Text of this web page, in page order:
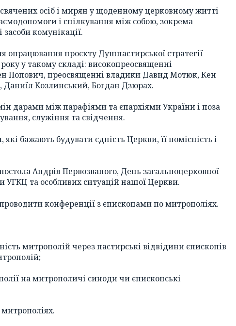
осіб і мирян у щоденному церковному житті
і спілкування між собою, зокрема
комунікації.
опрацювання проєкту Душпастирської стратегії
у такому складі: високопреосвященні
Попович, преосвященні владики Давид Мотюк, Кен
Козлинський, Богдан Дзюрах.
дарами між парафіями та єпархіями України і поза
служіння та свідчення.
бажають будувати єдність Церкви, її помісність і
Андрія Первозваного, День загальноцерковної
УГКЦ та особливих ситуацій нашої Церкви.
конференції з єпископами по митрополіях.
митрополій через пастирські відвідини єпископів
на митрополичі синоди чи єпископські